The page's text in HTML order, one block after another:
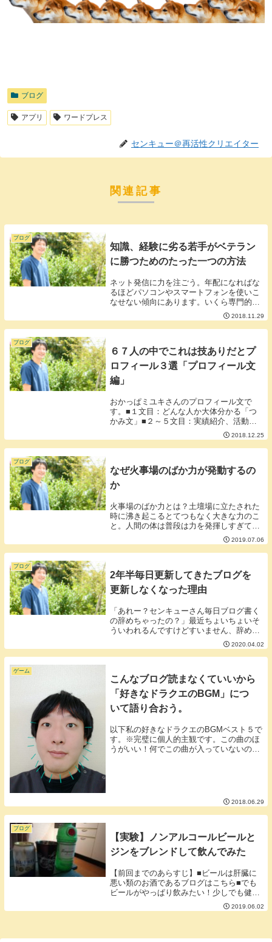
ブログ
アプリ ワードプレス
センキュー＠再活性クリエイター
関連記事
ブログ
知識、経験に劣る若手がベテラン
に勝つためのたった一つの方法
ネット発信に力を注ごう。年配になればな
るほどパソコンやスマートフォンを使いこ
なせない傾向にあります。いくら専門的な
知識、技術、経験に長けている熟練者でも
デジタルでの発信ができないことは大きな
弱点です。１年間に日本国民の10％も鍼灸
2018.11.29
ブログ
６７人の中でこれは技ありだとプ
ロフィール３選「プロフィール文
編」
おかっぱミユキさんのプロフィール文で
す。■１文目：どんな人か大体分かる「つ
かみ文」■２～５文目：実績紹介、活動内
容を展開。■６文目：最後まで失速しない
「締めの文」プロフィールの最初は強いの
ですが終わりに向かうにつれて弱くなり失
2018.12.25
ブログ
なぜ火事場のばか力が発動するの
か
火事場のばか力とは？土壇場に立たされた
時に沸き起こるとてつもなく大きな力のこ
と。人間の体は普段は力を発揮しすぎて壊
れないように神経が自動でブレーキがかか
るようにしています。このブレーキがない
と手を曲げる動作をしただけで関節が壊れ
2019.07.06
ブログ
2年半毎日更新してきたブログを
更新しなくなった理由
「あれー？センキューさん毎日ブログ書く
の辞めちゃったの？」最近ちょいちょいそ
ういわれるんですけどすいません、辞めち
ゃいました。■２０年後も生きていればブ
ログは書けるおそらく、生きていれば20年
後もブログは書けると思います。SNSも一
2020.04.02
ゲーム
こんなブログ読まなくていいから
「好きなドラクエのBGM」につ
いて語り合おう。
以下私の好きなドラクエのBGMベスト５で
す。※完璧に個人的主観です。この曲のほ
うがいい！何でこの曲が入っていないの？
2018.06.29
ブログ
【実験】ノンアルコールビールと
ジンをブレンドして飲んでみた
【前回までのあらすじ】■ビールは肝臓に
悪い類のお酒であるブログはこちら■でも
ビールがやっぱり飲みたい！少しでも健康
にビールが飲める方法を探そう！※バック
ナンバーのリンクはブログ最後に【ここか
2019.06.02